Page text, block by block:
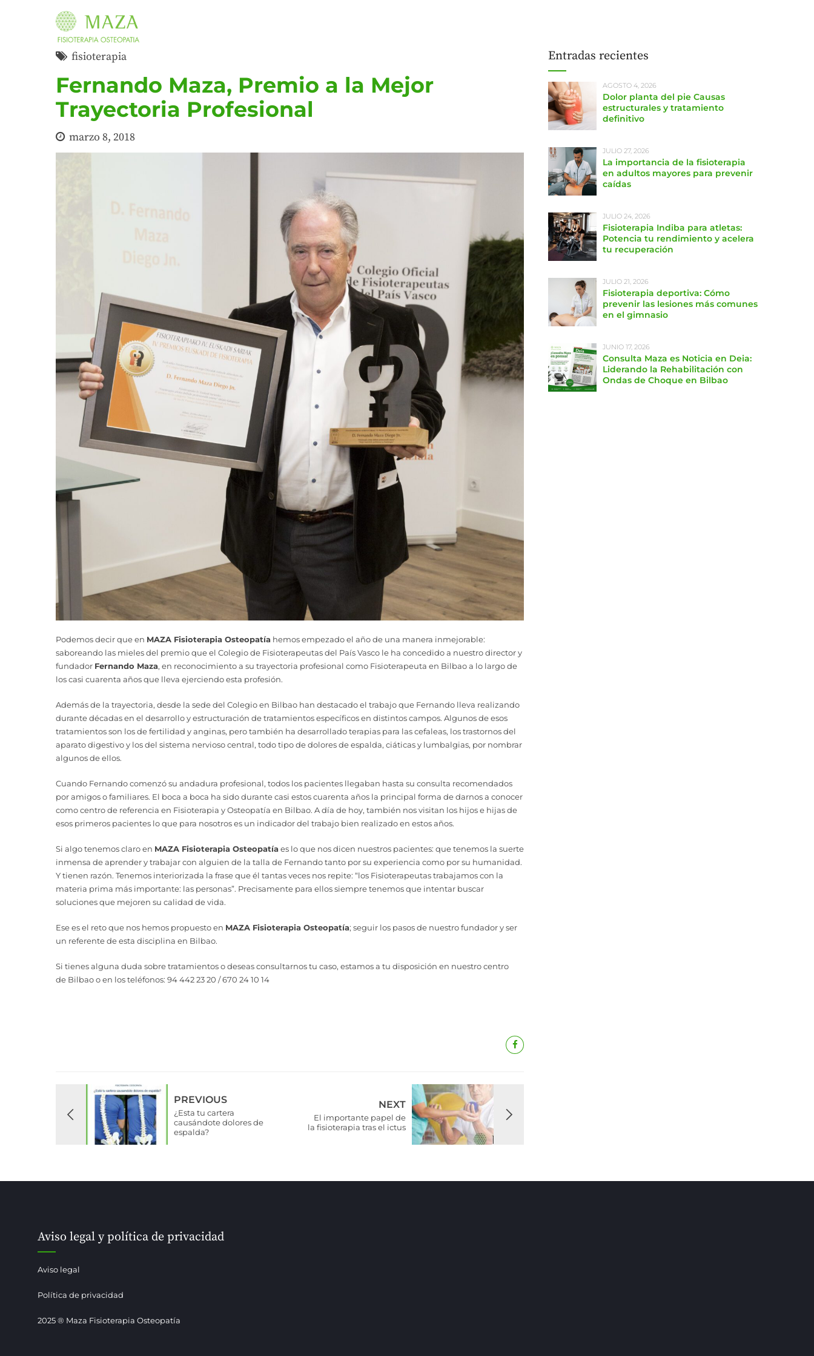
fisioterapia
Fernando Maza, Premio a la Mejor
Trayectoria Profesional
marzo 8, 2018
Podemos decir que en MAZA Fisioterapia Osteopatía hemos empezado el año de una manera inmejorable:
saboreando las mieles del premio que el Colegio de Fisioterapeutas del País Vasco le ha concedido a nuestro director y
fundador Fernando Maza, en reconocimiento a su trayectoria profesional como Fisioterapeuta en Bilbao a lo largo de
los casi cuarenta años que lleva ejerciendo esta profesión.
Además de la trayectoria, desde la sede del Colegio en Bilbao han destacado el trabajo que Fernando lleva realizando
durante décadas en el desarrollo y estructuración de tratamientos específicos en distintos campos. Algunos de esos
tratamientos son los de fertilidad y anginas, pero también ha desarrollado terapias para las cefaleas, los trastornos del
aparato digestivo y los del sistema nervioso central, todo tipo de dolores de espalda, ciáticas y lumbalgias, por nombrar
algunos de ellos.
Cuando Fernando comenzó su andadura profesional, todos los pacientes llegaban hasta su consulta recomendados
por amigos o familiares. El boca a boca ha sido durante casi estos cuarenta años la principal forma de darnos a conocer
como centro de referencia en Fisioterapia y Osteopatía en Bilbao. A día de hoy, también nos visitan los hijos e hijas de
esos primeros pacientes lo que para nosotros es un indicador del trabajo bien realizado en estos años.
Si algo tenemos claro en MAZA Fisioterapia Osteopatíaes lo que nos dicen nuestros pacientes: que tenemos la suerte
inmensa de aprender y trabajar con alguien de la talla de Fernando tanto por su experiencia como por su humanidad.
Y tienen razón. Tenemos interiorizada la frase que él tantas veces nos repite: “los Fisioterapeutas trabajamos con la
materia prima más importante: las personas”. Precisamente para ellos siempre tenemos que intentar buscar
soluciones que mejoren su calidad de vida.
Ese es el reto que nos hemos propuesto en MAZA Fisioterapia Osteopatía; seguir los pasos de nuestro fundador y ser
un referente de esta disciplina en Bilbao.
Si tienes alguna duda sobre tratamientos o deseas consultarnos tu caso, estamos a tu disposición en nuestro centro
de Bilbao o en los teléfonos: 94 442 23 20 / 670 24 10 14
PREVIOUS
¿Esta tu cartera
causándote dolores de
espalda?
NEXT
El importante papel de
la fisioterapia tras el ictus
Entradas recientes
AGOSTO 4, 2026
Dolor planta del pie Causas
estructurales y tratamiento
definitivo
JULIO 27, 2026
La importancia de la fisioterapia
en adultos mayores para prevenir
caídas
JULIO 24, 2026
Fisioterapia Indiba para atletas:
Potencia tu rendimiento y acelera
tu recuperación
JULIO 21, 2026
Fisioterapia deportiva: Cómo
prevenir las lesiones más comunes
en el gimnasio
JUNIO 17, 2026
Consulta Maza es Noticia en Deia:
Liderando la Rehabilitación con
Ondas de Choque en Bilbao
Aviso legal y política de privacidad
Aviso legal
Política de privacidad
2025 ® Maza Fisioterapia Osteopatía